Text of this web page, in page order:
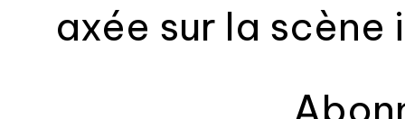
axée sur la scène
ainsi que